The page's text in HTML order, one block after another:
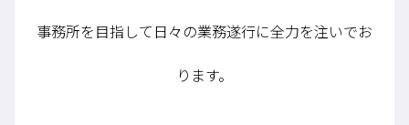
事務所を目指して日々の業務遂行に全力を注いでお
ります。